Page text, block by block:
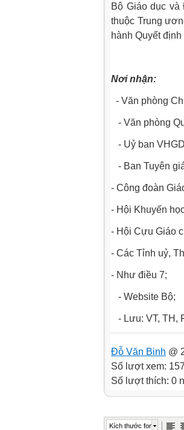
Bộ Giáo dục
thuộc Trung
hành Quyết định
Nơi nhận:
- Văn phòng
- Văn phòng
- Uỷ ban
- Ban Tuyên
- Công đoàn
- Hội Khuyến
- Hội Cựu Giáo
- Các Tỉnh uỷ,
- Như điều 7;
- Website Bộ;
- Lưu: VT, TH,
Đỗ Văn Binh @
Số lượt xem:
Số lượt thích: 0
Kích thước font